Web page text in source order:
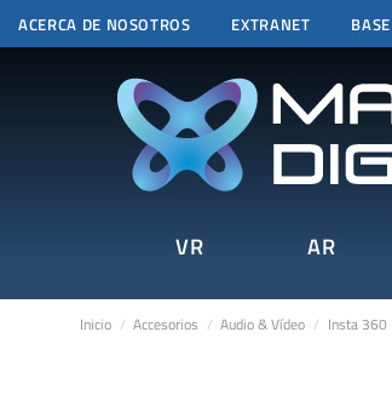
ACERCA DE NOSOTROS EXTRANET
VR AR
Inicio Accesorios Audio & Vídeo Insta 360